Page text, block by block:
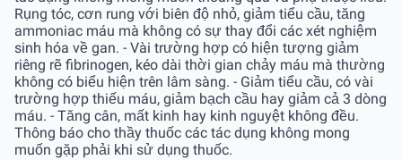
Rụng tóc, cơn rung với biên độ nhỏ, giảm tiểu cầu, tăng
ammoniac máu mà không có sự thay đổi các xét nghiệm
sinh hóa về gan. - Vài trường hợp có hiện tượng giảm
riêng rẽ fibrinogen, kéo dài thời gian chảy máu mà thường
không có biểu hiện trên lâm sàng. - Giảm tiểu cầu, có vài
trường hợp thiếu máu, giảm bạch cầu hay giảm cả 3 dòng
máu. - Tăng cân, mất kinh hay kinh nguyệt không đều.
Thông báo cho thầy thuốc các tác dụng không mong
muốn gặp phải khi sử dụng thuốc.